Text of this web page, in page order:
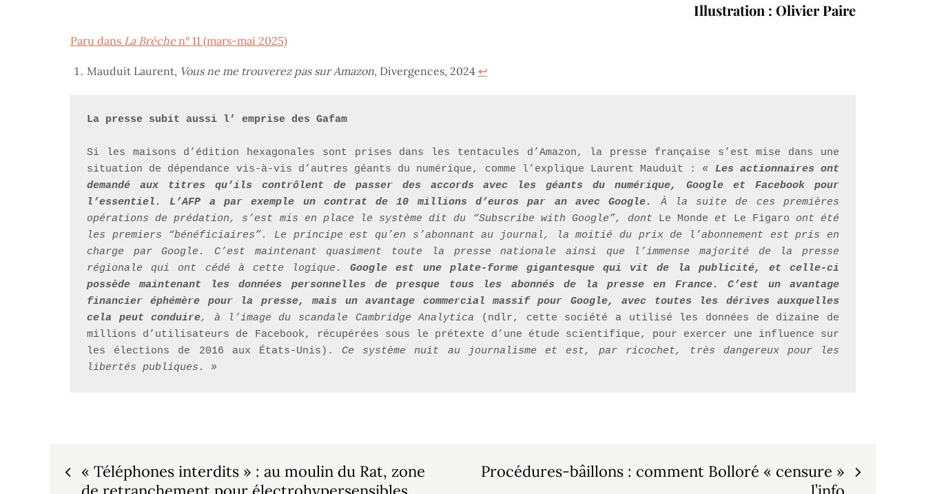
Illustration : Olivier Paire
Paru dans La Brèchen° 11 (mars-mai 2025)
Mauduit Laurent, Vous ne me trouverez pas sur Amazon, Divergences, 2024 ↩︎
La presse subit aussi l’ emprise des Gafam
Si les maisons d’édition hexagonales sont prises dans les tentacules d’Amazon, la presse française s’est mise dans une
situation de dépendance vis-à-vis d’autres géants du numérique, comme l’explique Laurent Mauduit : « Les actionnaires ont
demandé aux titres qu’ils contrôlent de passer des accords avec les géants du numérique, Google et Facebook pour
l’essentiel. L’AFP a par exemple un contrat de 10 millions d’euros par an avec Google.
À la suite de ces premières
opérations de prédation, s’est mis en place le système dit du “Subscribe with Google”, dont Le Monde et Le Figaro ont été
les premiers “bénéficiaires”. Le principe est qu’en s’abonnant au journal, la moitié du prix de l’abonnement est pris en
charge par Google. C’est maintenant quasiment toute la presse nationale ainsi que l’immense majorité de la presse
régionale qui ont cédé à cette logique. Google est une plate-forme gigantesque qui vit de la publicité, et celle-ci
possède maintenant les données personnelles de presque tous les abonnés de la presse en France. C’est un avantage
financier éphémère pour la presse, mais un avantage commercial massif pour Google, avec toutes les dérives auxquelles
cela peut conduire, à l’image du scandale Cambridge Analytica (ndlr, cette société a utilisé les données de dizaine de
millions d’utilisateurs de Facebook, récupérées sous le prétexte d’une étude scientifique, pour exercer une influence sur
les élections de 2016 aux États-Unis). Ce système nuit au journalisme et est, par ricochet, très dangereux pour les
libertés publiques. »
Navigation
« Téléphones interdits » : au moulin du Rat, zone
Procédures-bâillons : comment Bolloré « censure »